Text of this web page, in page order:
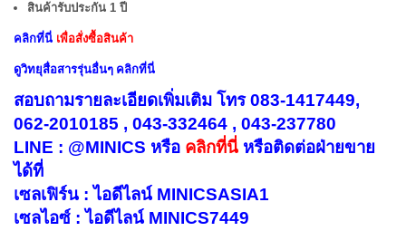
สินค้ารับประกัน 1 ปี
คลิกที่นี่ เพื่อสั่งซื้อสินค้า
ดูวิทยุสื่อสารรุ่นอื่นๆ คลิกที่นี่
สอบถามรายละเอียดเพิ่มเติม โทร 083-1417449,
062-2010185 , 043-332464 , 043-237780
LINE : @MINICS หรือ คลิกที่นี่ หรือติดต่อฝ่ายขาย
ได้ที่
เซลเฟิร์น : ไอดีไลน์ MINICSASIA1
เซลไอซ์ : ไอดีไลน์ MINICS7449